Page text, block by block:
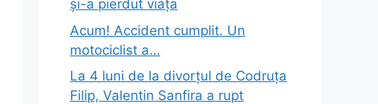
și-a pierdut viața
Acum! Accident cumplit. Un
motociclist a…
La 4 luni de la divorțul de Codruța
Filip, Valentin Sanfira a rupt